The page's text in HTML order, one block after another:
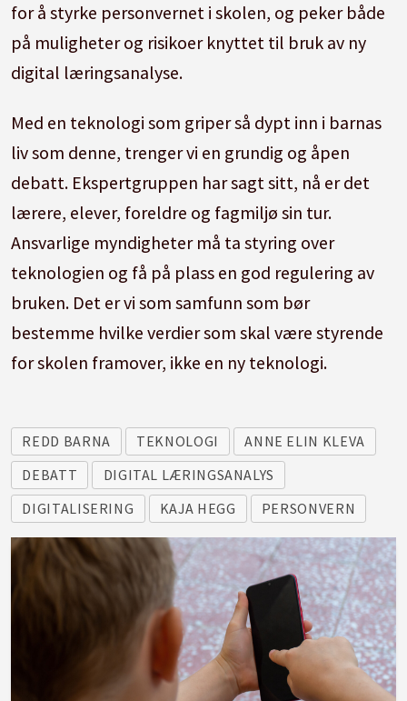
for å styrke personvernet i skolen, og peker både
på muligheter og risikoer knyttet til bruk av ny
digital læringsanalyse.
Med en teknologi som griper så dypt inn i barnas
liv som denne, trenger vi en grundig og åpen
debatt. Ekspertgruppen har sagt sitt, nå er det
lærere, elever, foreldre og fagmiljø sin tur.
Ansvarlige myndigheter må ta styring over
teknologien og få på plass en god regulering av
bruken. Det er vi som samfunn som bør
bestemme hvilke verdier som skal være styrende
for skolen framover, ikke en ny teknologi.
REDD BARNA TEKNOLOGI
ANNE ELIN KLEVA
DEBATT
DIGITAL LÆRINGSANALYS
DIGITALISERING
KAJA HEGG PERSONVERN